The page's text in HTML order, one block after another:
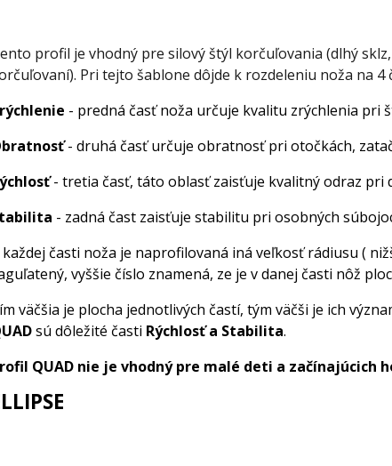
profil je vhodný pre silový štýl korčuľovania (dlhý
Pri tejto šablone dôjde k rozdeleniu noža na 4
- predná časť noža určuje kvalitu zrýchlenia pri
- druhá časť určuje obratnosť pri otočkách,
- tretia časť, táto oblasť zaisťuje kvalitný odraz pri
- zadná čast zaisťuje stabilitu pri osobných
každej časti noža je naprofilovaná iná veľkosť rádiusu (
vyššie číslo znamená, ze je v danej časti nôž
väčšia je plocha jednotlivých častí, tým väčši je ich
sú dôležité časti Rýchlosť a Stabilita.
QUAD nie je vhodný pre malé deti a začínajúcich